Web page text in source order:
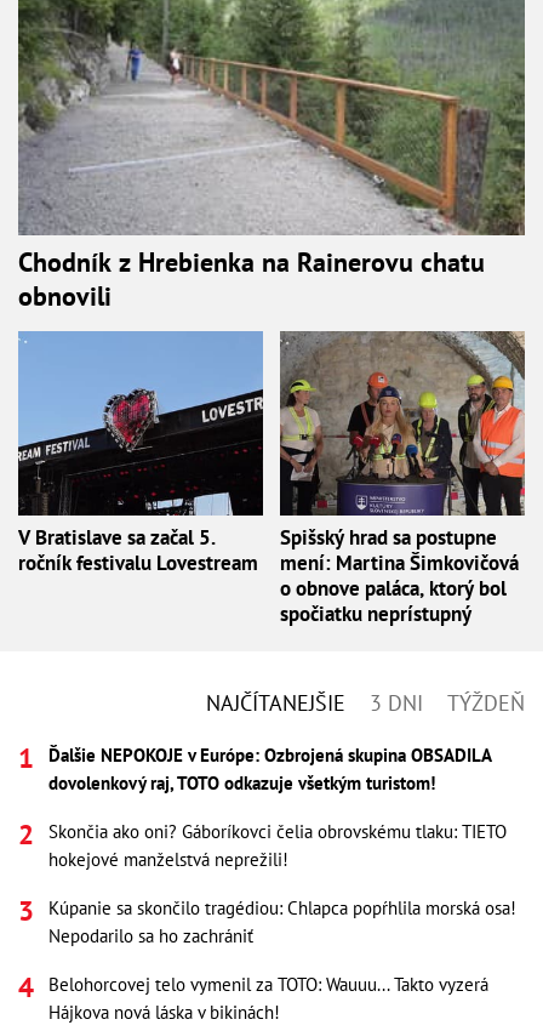
Chodník z Hrebienka na Rainerovu chatu
obnovili
V Bratislave sa začal 5.
ročník festivalu Lovestream
Spišský hrad sa postupne
mení: Martina Šimkovičová
o obnove paláca, ktorý bol
spočiatku neprístupný
NAJČÍTANEJŠIE 3 DNI TÝŽDEŇ
Ďalšie NEPOKOJE v Európe: Ozbrojená skupina OBSADILA
dovolenkový raj, TOTO odkazuje všetkým turistom!
Skončia ako oni? Gáboríkovci čelia obrovskému tlaku: TIETO
hokejové manželstvá neprežili!
Kúpanie sa skončilo tragédiou: Chlapca popŕhlila morská osa!
Nepodarilo sa ho zachrániť
Belohorcovej telo vymenil za TOTO: Wauuu... Takto vyzerá
Hájkova nová láska v bikinách!